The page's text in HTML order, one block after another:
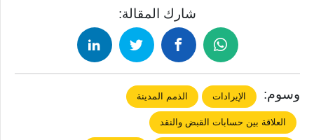
شارك المقالة:
وسوم: الإيرادات الذمم المدينة
العلاقة بين حسابات القبض والنقد